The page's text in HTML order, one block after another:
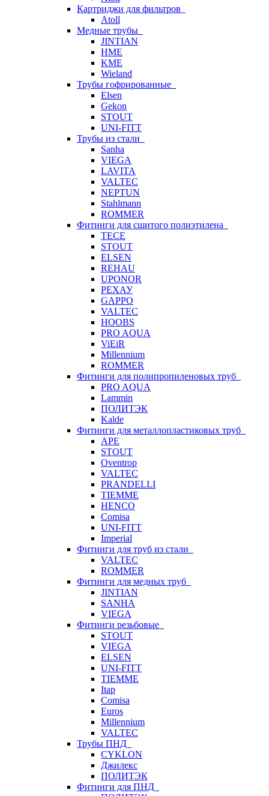
Картриджи для фильтров
Atoll
Медные трубы
JINTIAN
HME
KME
Wieland
Трубы гофрированные
Elsen
Gekon
STOUT
UNI-FITT
Трубы из стали
Sanha
VIEGA
LAVITA
VALTEC
NEPTUN
Stahlmann
ROMMER
Фитинги для сшитого полиэтилена
TECE
STOUT
ELSEN
REHAU
UPONOR
РЕХАУ
GAPPO
VALTEC
HOOBS
PRO AQUA
ViEiR
Millennium
ROMMER
Фитинги для полипропиленовых труб
PRO AQUA
Lammin
ПОЛИТЭК
Kalde
Фитинги для металлопластиковых труб
APE
STOUT
Oventrop
VALTEC
PRANDELLI
TIEMME
HENCO
Comisa
UNI-FITT
Imperial
Фитинги для труб из стали
VALTEC
ROMMER
Фитинги для медных труб
JINTIAN
SANHA
VIEGA
Фитинги резьбовые
STOUT
VIEGA
ELSEN
UNI-FITT
TIEMME
Itap
Comisa
Euros
Millennium
VALTEC
Трубы ПНД
CYKLON
Джилекс
ПОЛИТЭК
Фитинги для ПНД